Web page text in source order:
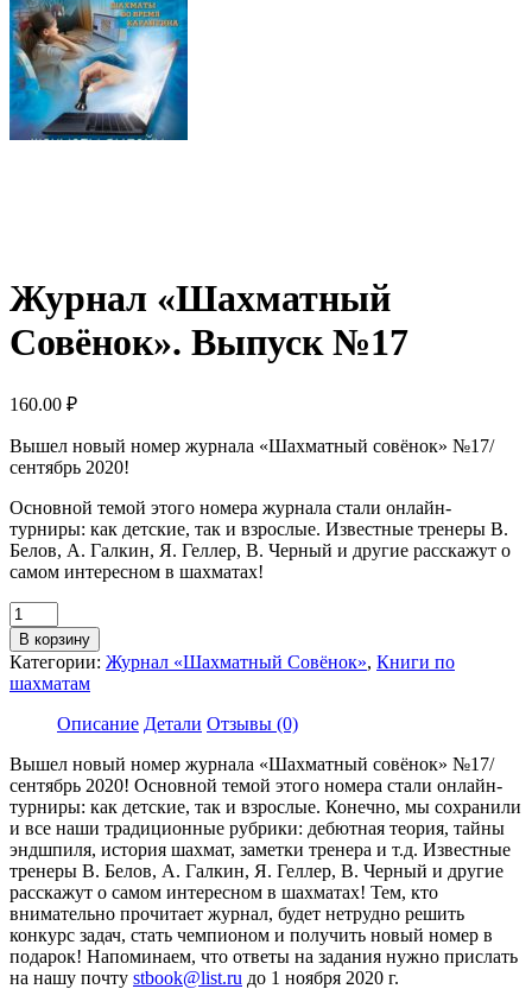
Журнал «Шахматный
Совёнок». Выпуск №17
160.00 ₽
Вышел новый номер журнала «Шахматный совёнок» №17/
сентябрь 2020!
Основной темой этого номера журнала стали онлайн-
турниры: как детские, так и взрослые. Известные тренеры В.
Белов, А. Галкин, Я. Геллер, В. Черный и другие расскажут о
самом интересном в шахматах!
Количество
товара
Журнал
«Шахматный
Совёнок».
Выпуск
В корзину
Категории: Журнал «Шахматный Совёнок», Книги по
шахматам
Описание Детали Отзывы (0)
Вышел новый номер журнала «Шахматный совёнок» №17/
сентябрь 2020! Основной темой этого номера стали онлайн-
турниры: как детские, так и взрослые. Конечно, мы сохранили
и все наши традиционные рубрики: дебютная теория, тайны
эндшпиля, история шахмат, заметки тренера и т.д. Известные
тренеры В. Белов, А. Галкин, Я. Геллер, В. Черный и другие
расскажут о самом интересном в шахматах! Тем, кто
внимательно прочитает журнал, будет нетрудно решить
конкурс задач, стать чемпионом и получить новый номер в
подарок! Напоминаем, что ответы на задания нужно прислать
на нашу почту stbook@list.ru до 1 ноября 2020 г.